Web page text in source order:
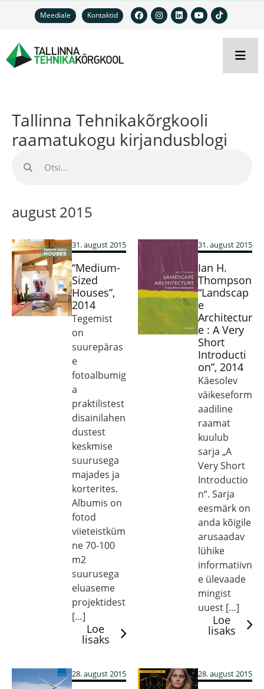
Meediale Kontaktid
Tallinna Tehnikakõrgkooli
raamatukogu kirjandusblogi
august 2015
31. august 2015
“Medium-
Sized
Houses”,
2014
Tegemist
on
suurepäras
e
fotoalbumig
a
praktilistest
disainilahen
dustest
keskmise
suurusega
majades ja
korterites.
Albumis on
fotod
viieteistküm
ne 70-100
m2
suurusega
eluaseme
projektidest
[…]
Loe
lisaks
31. august 2015
Ian H.
Thompson
“Landscap
e
Architectur
e : A Very
Short
Introducti
on”, 2014
Käesolev
väikeseform
aadiline
raamat
kuulub
sarja „A
Very Short
Introductio
n“. Sarja
eesmärk on
anda kõigile
arusaadav
lühike
informatiivn
e ülevaade
mingist
uuest […]
Loe
lisaks
28. august 2015 28. august 2015